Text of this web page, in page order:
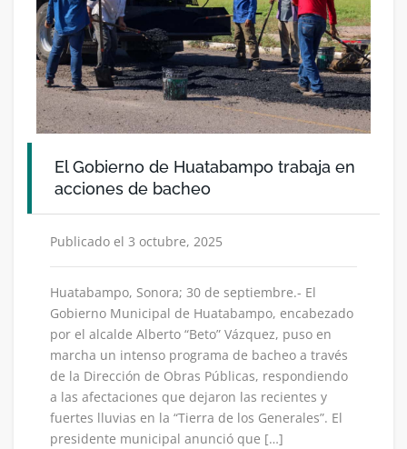
El Gobierno de Huatabampo trabaja en
acciones de bacheo
Publicado el 3 octubre, 2025
Huatabampo, Sonora; 30 de septiembre.- El
Gobierno Municipal de Huatabampo, encabezado
por el alcalde Alberto “Beto” Vázquez, puso en
marcha un intenso programa de bacheo a través
de la Dirección de Obras Públicas, respondiendo
a las afectaciones que dejaron las recientes y
fuertes lluvias en la “Tierra de los Generales”. El
presidente municipal anunció que […]